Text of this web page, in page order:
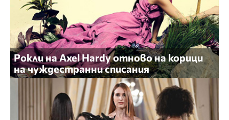
Рокли на Axel Hardy отново на корици
на чуждестранни списания